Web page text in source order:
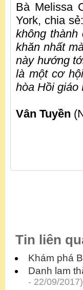
Bà Melissa
York, chia
không
khăn nhất
này hướng
là một cơ
hòa Hồi giáo
Vân Tuyền
Tin liên
Khám phá
Danh lam
- 22/09/2017)